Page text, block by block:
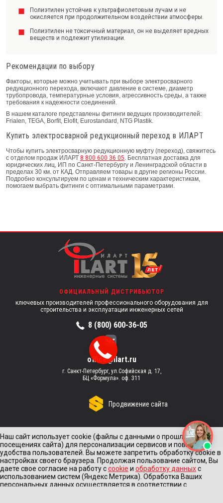
Полиэтилен устойчив к ультрафиолетовым лучам и не
окисляется при продолжительном воздействии атмосферы.
Полиэтилен не токсичный материал, он не выделяет вредных
веществ и подлежит утилизации.
Рекомендации по выбору
Факторы, которые можно учитывать при выборе электросварного
редукционного перехода, включают давление в системе, диаметр
трубопровода, температурные условия, агрессивность среды, а также
требования к надежности соединений.
В нашем каталоге представлены фитинги ведущих производителей:
Frialen, TEGA, Borfit, Elofit, Eurostandard, NTG Plastik.
Купить электросварной редукционный переход в ИЛАРТ
Чтобы купить электросварную редукционную муфту (переход), свяжитесь
с отделом продаж ИЛАРТ 8 800 600 36 05. Бесплатная доставка для
юридических лиц, ИП по Санкт-Петербургу и Ленинградской области в
пределах 30 км. от КАД. Отправляем товары в другие регионы России.
Подробно консультируем по ценам и техническим характеристикам,
помогаем выбрать фитинги с оптимальными параметрами.
ОФИЦИАЛЬНЫЙ ДИСТРИБЬЮТОР
ключевых производителей профессионального оборудования для
строительства и эксплуатации инженерных сетей
8 (800) 600-36-05
office@ilart.ru
г. Санкт-Петербург, ул.Софийская д. 17,
БЦ «Формула». оф. 311
Продвижение сайта
Наш сайт использует cookie (файлы с данными о прошлых
посещениях сайта) для персонализации сервисов и повышения
удобства пользователей. Вы можете запретить обработку cookie в
настройках своего браузера. Продолжая пользование сайтом, Вы
даете свое согласие на работу сcookie и обработку данныхс
использованием систем (Яндекс Метрика). Обработка Ваших
персональных данных осуществляется в соответствии с